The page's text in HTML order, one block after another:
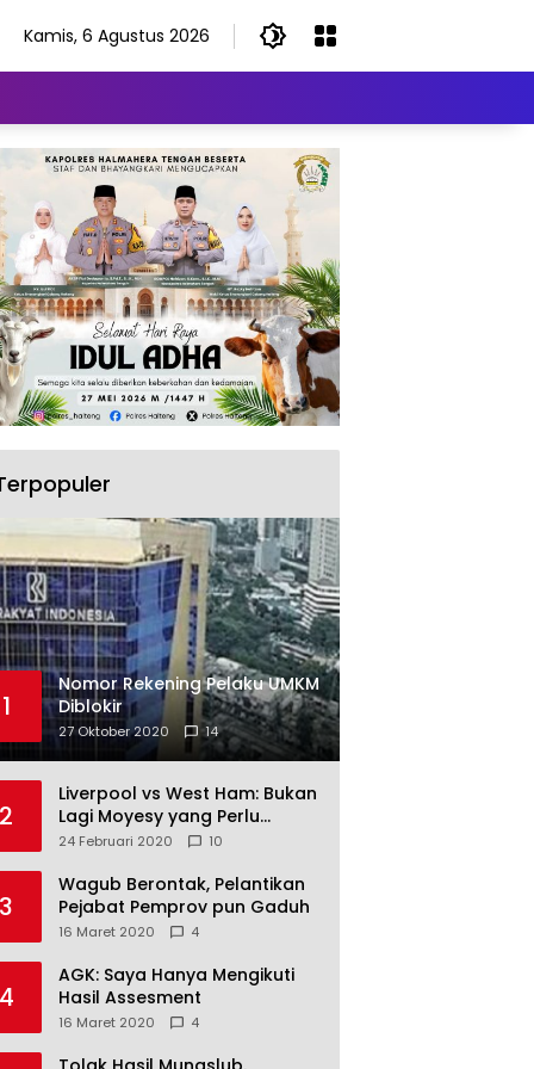
Kamis, 6 Agustus 2026
1
Nomor Rekening Pelaku UMKM
Diblokir
27 Oktober 2020 14
2
Liverpool vs West Ham: Bukan
Lagi Moyesy yang Perlu
Ditakuti
24 Februari 2020 10
3
Wagub Berontak, Pelantikan
Pejabat Pemprov pun Gaduh
16 Maret 2020 4
4
AGK: Saya Hanya Mengikuti
Hasil Assesment
16 Maret 2020 4